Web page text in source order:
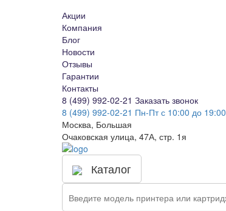
Акции
Компания
Блог
Новости
Отзывы
Гарантии
Контакты
8 (499) 992-02-21 Заказать звонок
8 (499) 992-02-21 Пн-Пт с 10:00 до 19:00
Москва, Большая
Очаковская улица, 47А, стр. 1я
Каталог